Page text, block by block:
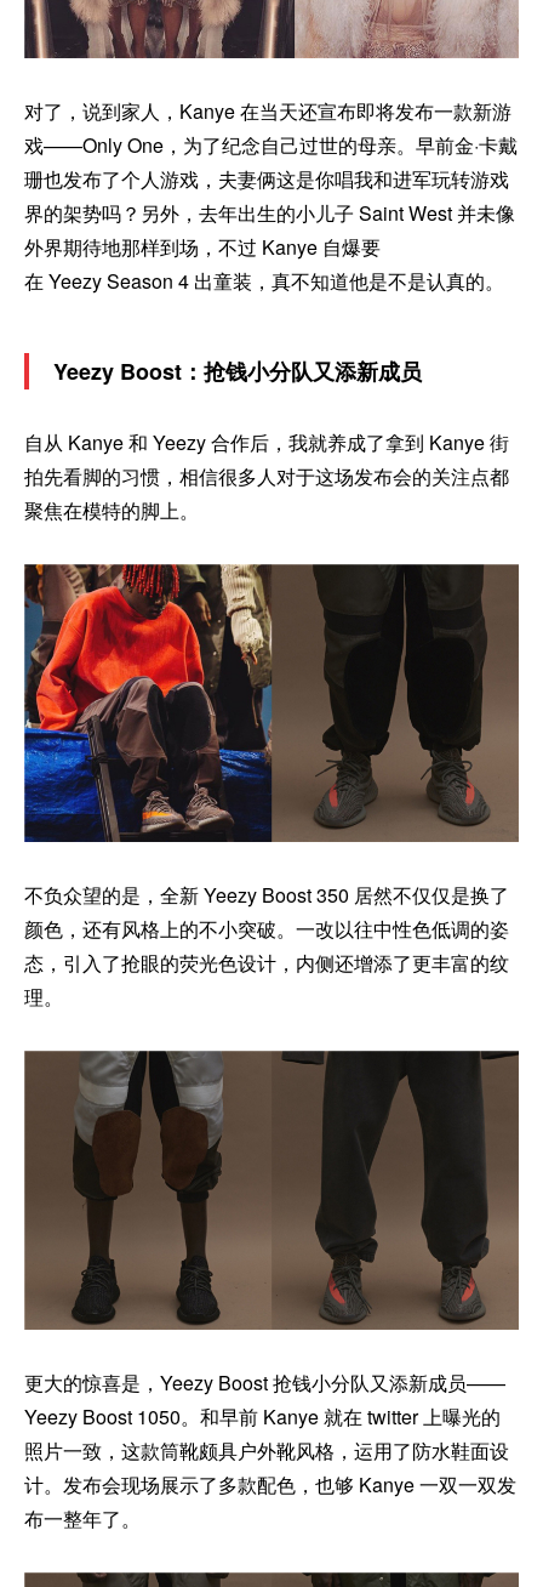
对了，说到家人，Kanye 在当天还宣布即将发布一款新游
戏——Only One，为了纪念自己过世的母亲。早前金·卡戴
珊也发布了个人游戏，夫妻俩这是你唱我和进军玩转游戏
界的架势吗？另外，去年出生的小儿子 Saint West 并未像
外界期待地那样到场，不过 Kanye 自爆要
在 Yeezy Season 4 出童装，真不知道他是不是认真的。
Yeezy Boost：抢钱小分队又添新成员
自从 Kanye 和 Yeezy 合作后，我就养成了拿到 Kanye 街
拍先看脚的习惯，相信很多人对于这场发布会的关注点都
聚焦在模特的脚上。
不负众望的是，全新 Yeezy Boost 350 居然不仅仅是换了
颜色，还有风格上的不小突破。一改以往中性色低调的姿
态，引入了抢眼的荧光色设计，内侧还增添了更丰富的纹
理。
更大的惊喜是，Yeezy Boost 抢钱小分队又添新成员——
Yeezy Boost 1050。和早前 Kanye 就在 twitter 上曝光的
照片一致，这款筒靴颇具户外靴风格，运用了防水鞋面设
计。发布会现场展示了多款配色，也够 Kanye 一双一双发
布一整年了。